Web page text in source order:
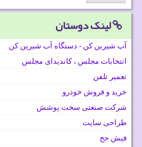
لینک دوستان
آب شیرین کن - دستگاه آب شیرین کن
انتخابات مجلس ، کاندیدای مجلس
تعمیر تلفن
خرید و فروش خودرو
شرکت صنعتی سخت پوشش
طراحی سایت
فیش حج